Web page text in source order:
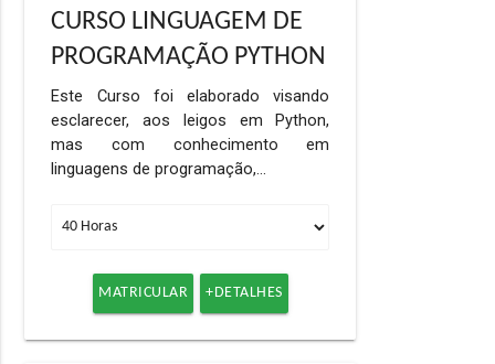
CURSO LINGUAGEM DE
PROGRAMAÇÃO PYTHON
Este Curso foi elaborado visando
esclarecer, aos leigos em Python,
mas com conhecimento em
linguagens de programação,…
MATRICULAR +DETALHES